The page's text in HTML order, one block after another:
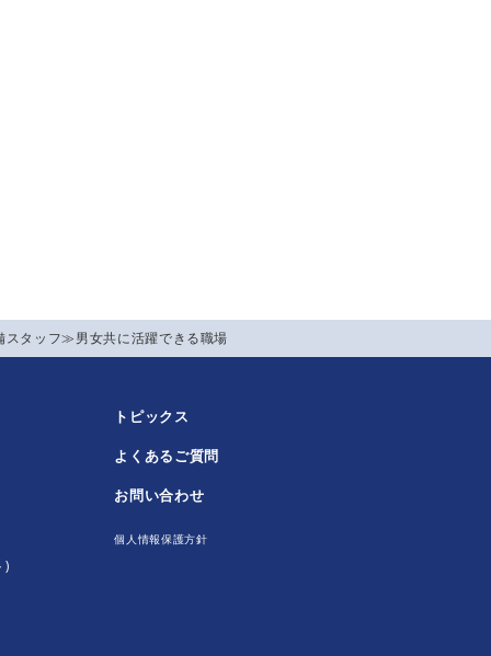
タッフ≫男女共に活躍できる職場
)
トピックス
よくあるご質問
お問い合わせ
個人情報保護方針